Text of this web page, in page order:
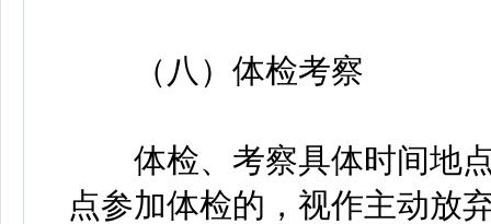
（八）体检考察
体检、考察具体时间地点
点参加体检的，视作主动放